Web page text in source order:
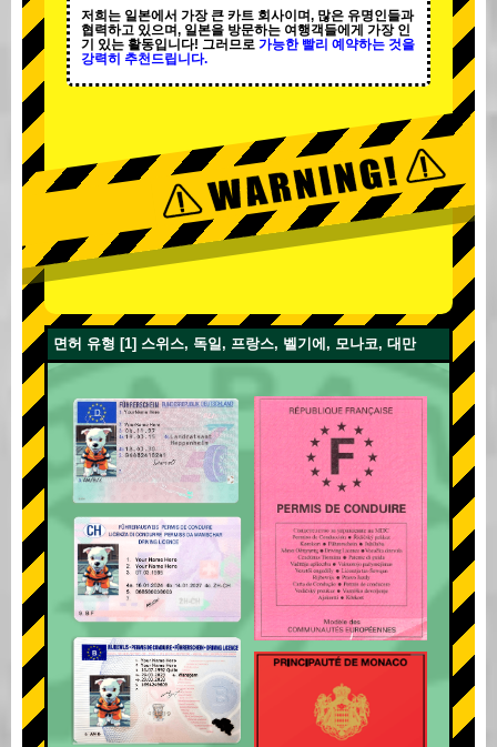
저희는 일본에서 가장 큰 카트 회사이며, 많은 유명인들과
협력하고 있으며, 일본을 방문하는 여행객들에게 가장 인
기 있는 활동입니다! 그러므로 가능한 빨리 예약하는 것을
강력히 추천드립니다.
면허 유형 [1] 스위스, 독일, 프랑스, 벨기에, 모나코, 대만